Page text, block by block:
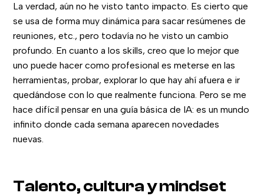
La verdad, aún no he visto tanto impacto. Es cierto que
se usa de forma muy dinámica para sacar resúmenes de
reuniones, etc., pero todavía no he visto un cambio
profundo. En cuanto a los skills, creo que lo mejor que
uno puede hacer como profesional es meterse en las
herramientas, probar, explorar lo que hay ahí afuera e ir
quedándose con lo que realmente funciona. Pero se me
hace difícil pensar en una guía básica de IA: es un mundo
infinito donde cada semana aparecen novedades
nuevas.
Talento, cultura y mindset